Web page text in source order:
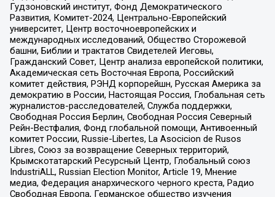
Гудзоновский институт, Фонд Демократического
Развития, Комитет-2024, Центрально-Европейский
университет, Центр восточноевропейских и
международных исследований, Общество Сторожевой
башни, Библии и трактатов Свидетелей Иеговы,
Гражданский Совет, Центр анализа европейской политики,
Академическая сеть Восточная Европа, Российский
комитет действия, РЭНД корпорейшн, Русская Америка за
демократию в России, Настоящая Россия, Глобальная сеть
журналистов-расследователей, Служба поддержки,
Свободная Россия Берлин, Свободная Россия Северный
Рейн-Вестфалия, Фонд глобальной помощи, Антивоенный
комитет России, Russie-Libertes, La Asocicion de Rusos
Libres, Союз за возвращение Северных территорий,
Крымскотатарский Ресурсный Центр, Глобальный союз
IndustriALL, Russian Election Monitor, Article 19, Мнение
медиа, Федерация анархического черного креста, Радио
Свободная Европа, Германское общество изучения